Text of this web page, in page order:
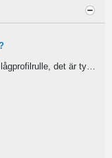
Alla vet ju att Ambassadeur inte är en lågprofilrulle, det är tydligt. Men hur hög profil har de egentligen?...